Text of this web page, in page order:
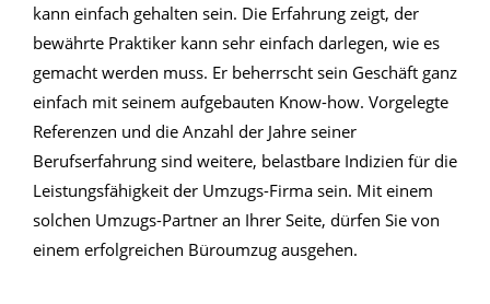
kann einfach gehalten sein. Die Erfahrung zeigt, der
bewährte Praktiker kann sehr einfach darlegen, wie es
gemacht werden muss. Er beherrscht sein Geschäft ganz
einfach mit seinem aufgebauten Know-how. Vorgelegte
Referenzen und die Anzahl der Jahre seiner
Berufserfahrung sind weitere, belastbare Indizien für die
Leistungsfähigkeit der Umzugs-Firma sein. Mit einem
solchen Umzugs-Partner an Ihrer Seite, dürfen Sie von
einem erfolgreichen Büroumzug ausgehen.